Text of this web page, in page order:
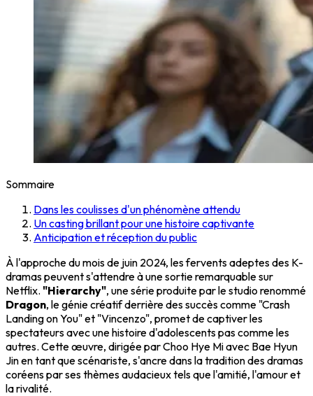
Sommaire
Dans les coulisses d'un phénomène attendu
Un casting brillant pour une histoire captivante
Anticipation et réception du public
À l'approche du mois de juin 2024, les fervents adeptes des K-
dramas peuvent s'attendre à une sortie remarquable sur
Netflix. "Hierarchy", une série produite par le studio renommé
Dragon, le génie créatif derrière des succès comme "Crash
Landing on You" et "Vincenzo", promet de captiver les
spectateurs avec une histoire d'adolescents pas comme les
autres. Cette œuvre, dirigée par Choo Hye Mi avec Bae Hyun
Jin en tant que scénariste, s'ancre dans la tradition des dramas
coréens par ses thèmes audacieux tels que l'amitié, l'amour et
la rivalité.